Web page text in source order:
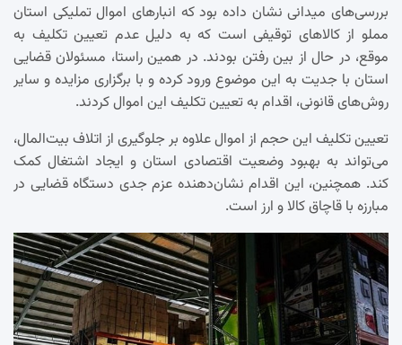
بررسی‌های میدانی نشان داده بود که انبارهای اموال تملیکی استان
مملو از کالاهای توقیفی است که به دلیل عدم تعیین تکلیف به
موقع، در حال از بین رفتن بودند. در همین راستا، مسئولان قضایی
استان با جدیت به این موضوع ورود کرده و با برگزاری مزایده و سایر
روش‌های قانونی، اقدام به تعیین تکلیف این اموال کردند.
تعیین تکلیف این حجم از اموال علاوه بر جلوگیری از اتلاف بیت‌المال،
می‌تواند به بهبود وضعیت اقتصادی استان و ایجاد اشتغال کمک
کند. همچنین، این اقدام نشان‌دهنده عزم جدی دستگاه قضایی در
مبارزه با قاچاق کالا و ارز است.